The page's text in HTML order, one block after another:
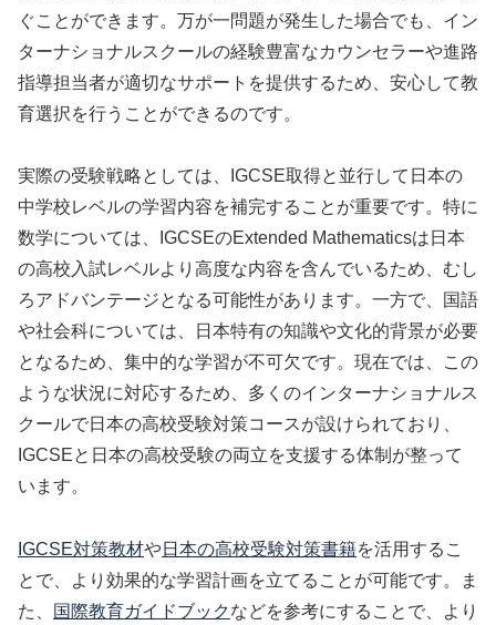
ぐことができます。万が一問題が発生した場合でも、イン
ターナショナルスクールの経験豊富なカウンセラーや進路
指導担当者が適切なサポートを提供するため、安心して教
育選択を行うことができるのです。
実際の受験戦略としては、IGCSE取得と並行して日本の
中学校レベルの学習内容を補完することが重要です。特に
数学については、IGCSEのExtended Mathematicsは日本
の高校入試レベルより高度な内容を含んでいるため、むし
ろアドバンテージとなる可能性があります。一方で、国語
や社会科については、日本特有の知識や文化的背景が必要
となるため、集中的な学習が不可欠です。現在では、この
ような状況に対応するため、多くのインターナショナルス
クールで日本の高校受験対策コースが設けられており、
IGCSEと日本の高校受験の両立を支援する体制が整って
います。
IGCSE対策教材や日本の高校受験対策書籍を活用するこ
とで、より効果的な学習計画を立てることが可能です。ま
た、
国際教育ガイドブックなどを参考にすることで、より